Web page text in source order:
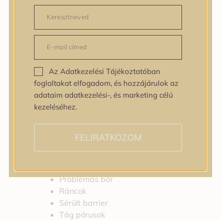
Száraz
Bőrprobléma
Bőrprobléma
Bőrpír
Dehidratált bőr
Egyenetlen bőrtextúra
Egyenetlen tónus
Érett bőr
Fakóság
Feszességvesztés
Problémás bőr
Ráncok
Sérült barrier
Tág pórusok
Az Adatkezelési Tájékoztatóban
foglaltakat elfogadom, és hozzájárulok az
adataim adatkezelési-, és marketing célú
kezeléséhez.
FELIRATKOZOM